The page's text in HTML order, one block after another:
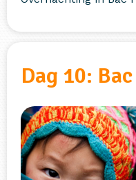
Dag 10: